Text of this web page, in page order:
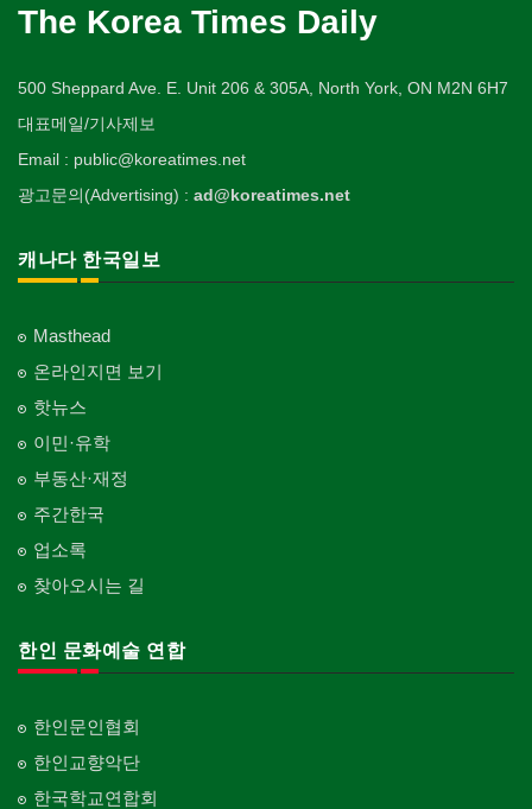
The Korea Times Daily
500 Sheppard Ave. E. Unit 206 & 305A, North York, ON M2N 6H7
대표메일/기사제보
Email : public@koreatimes.net
광고문의(Advertising) : ad@koreatimes.net
캐나다 한국일보
Masthead
온라인지면 보기
핫뉴스
이민·유학
부동산·재정
주간한국
업소록
찾아오시는 길
한인 문화예술 연합
한인문인협회
한인교향악단
한국학교연합회